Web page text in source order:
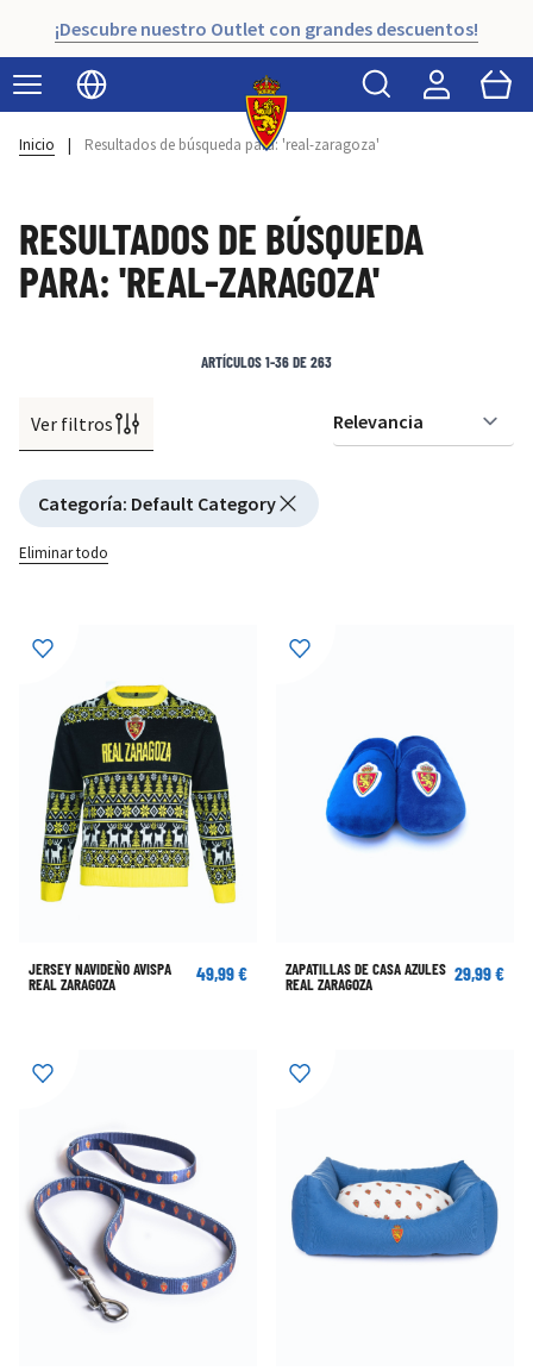
¡Descubre nuestro Outlet con grandes descuentos!
Seleccionar idioma
Buscar Cart
Inicio | Resultados de búsqueda para: 'real-zaragoza'
RESULTADOS DE BÚSQUEDA
PARA: 'REAL-ZARAGOZA'
Ver filtros
Active filtering
Categoría: Default Category
Eliminar todo
ARTÍCULOS1-36DE263
JERSEY NAVIDEÑO AVISPA
REAL ZARAGOZA
49,99 €
ZAPATILLAS DE CASA AZULES
REAL ZARAGOZA
29,99 €